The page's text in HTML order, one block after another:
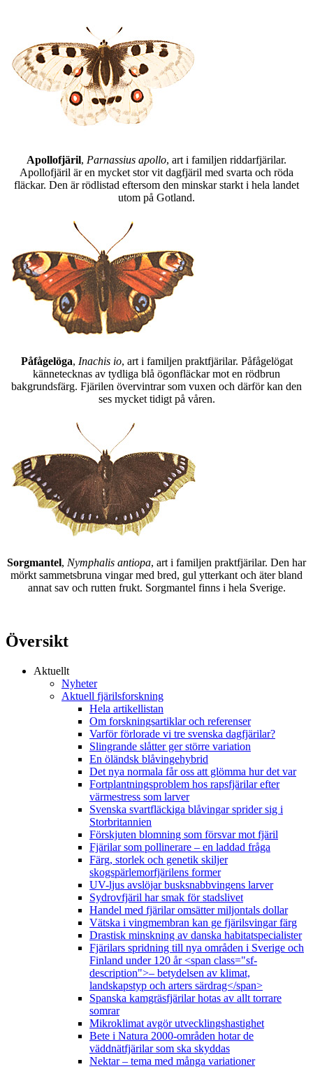
Apollofjäril, Parnassius apollo, art i familjen riddarfjärilar.
Apollofjäril är en mycket stor vit dagfjäril med svarta och röda
fläckar. Den är rödlistad eftersom den minskar starkt i hela landet
utom på Gotland.
Påfågelöga, Inachis io, art i familjen praktfjärilar. Påfågelögat
kännetecknas av tydliga blå ögonfläckar mot en rödbrun
bakgrundsfärg. Fjärilen övervintrar som vuxen och därför kan den
ses mycket tidigt på våren.
Sorgmantel, Nymphalis antiopa, art i familjen praktfjärilar. Den har
mörkt sammetsbruna vingar med bred, gul ytterkant och äter bland
annat sav och rutten frukt. Sorgmantel finns i hela Sverige.
Översikt
Aktuellt
Nyheter
Aktuell fjärilsforskning
Hela artikellistan
Om forskningsartiklar och referenser
Varför förlorade vi tre svenska dagfjärilar?
Slingrande slåtter ger större variation
En öländsk blåvingehybrid
Det nya normala får oss att glömma hur det var
Fortplantningsproblem hos rapsfjärilar efter
värmestress som larver
Svenska svartfläckiga blåvingar sprider sig i
Storbritannien
Förskjuten blomning som försvar mot fjäril
Fjärilar som pollinerare – en laddad fråga
Färg, storlek och genetik skiljer
skogspärlemorfjärilens former
UV-ljus avslöjar busksnabbvingens larver
Sydrovfjäril har smak för stadslivet
Handel med fjärilar omsätter miljontals dollar
Vätska i vingmembran kan ge fjärilsvingar färg
Drastisk minskning av danska habitatspecialister
Fjärilars spridning till nya områden i Sverige och
Finland under 120 år <span class="sf-
description">– betydelsen av klimat,
landskapstyp och arters särdrag</span>
Spanska kamgräsfjärilar hotas av allt torrare
somrar
Mikroklimat avgör utvecklingshastighet
Bete i Natura 2000-områden hotar de
väddnätfjärilar som ska skyddas
Nektar – tema med många variationer